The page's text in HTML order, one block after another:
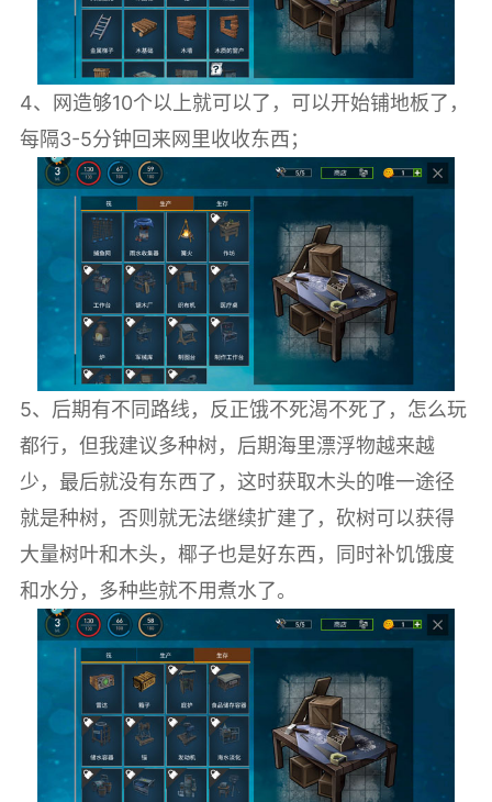
4、网造够10个以上就可以了，可以开始铺地板了，
每隔3-5分钟回来网里收收东西；
5、后期有不同路线，反正饿不死渴不死了，怎么玩
都行，但我建议多种树，后期海里漂浮物越来越
少，最后就没有东西了，这时获取木头的唯一途径
就是种树，否则就无法继续扩建了，砍树可以获得
大量树叶和木头，椰子也是好东西，同时补饥饿度
和水分，多种些就不用煮水了。